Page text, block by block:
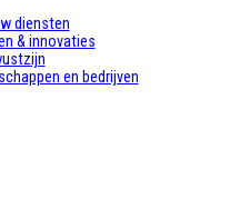
diensten
& innovaties
en bedrijven